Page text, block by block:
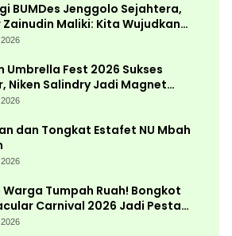
BUMDes Jenggolo Sejahtera,
Zainudin Maliki: Kita Wujudkan
Ekonomi dengan Potensi
Umbrella Fest 2026 Sukses
Niken Salindry Jadi Magnet
dan Tongkat Estafet NU Mbah
Warga Tumpah Ruah! Bongkot
Carnival 2026 Jadi Pesta
Terbesar di Peterongan